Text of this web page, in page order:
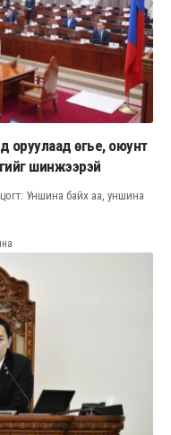
оруулаад өгье, оюунт
шинжээрэй
Уншина байх аа, уншина